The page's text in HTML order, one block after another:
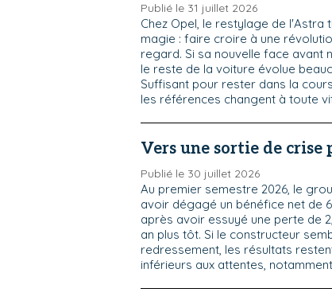
Publié le 31 juillet 2026
Chez Opel, le restylage de l'Astra
magie : faire croire à une
regard. Si sa nouvelle face avant
le reste de la voiture évolue
Suffisant pour rester dans la
les références changent à toute
Vers une sortie de crise
Publié le 30 juillet 2026
Au premier semestre 2026, le
avoir dégagé un bénéfice net de
après avoir essuyé une perte de
an plus tôt. Si le constructeur
redressement, les résultats
inférieurs aux attentes,